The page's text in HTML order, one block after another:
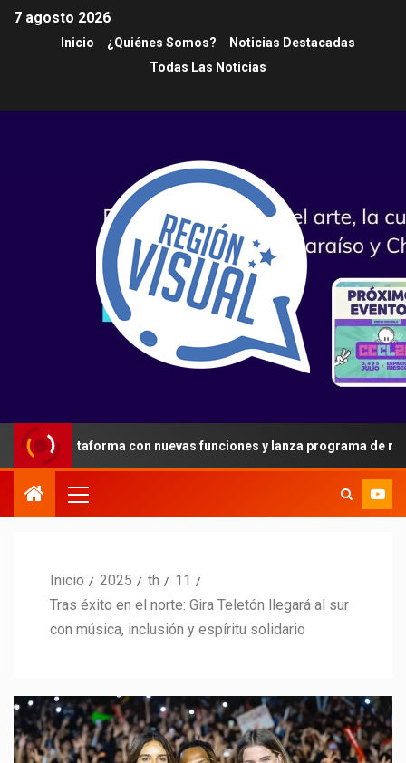
7 agosto 2026
Inicio ¿Quiénes Somos?
Noticias Destacadas
Todas Las Noticias
plataforma con nuevas funciones y lanza programa de referidos
Inicio 2025 th
11
Tras éxito en el norte: Gira Teletón llegará al sur
con música, inclusión y espíritu solidario